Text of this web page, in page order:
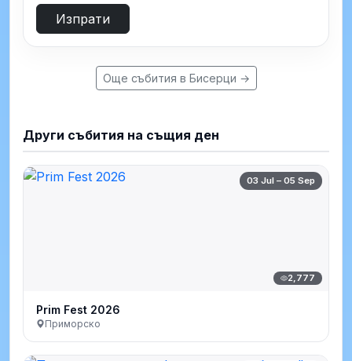
Изпрати
Още събития в Бисерци →
Други събития на същия ден
03 Jul – 05 Sep
2,777
Prim Fest 2026
Приморско